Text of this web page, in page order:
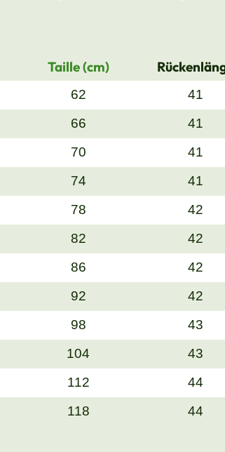
Taille (cm)
62 41
66 41
70 41
74 41
78 42
82 42
86 42
92 42
98 43
104 43
112 44
118 44